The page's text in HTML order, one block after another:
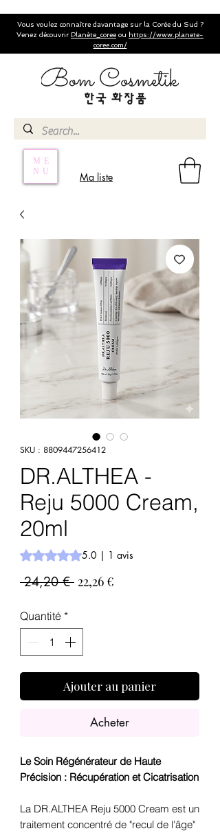
ME
NU
Ma liste
Vous voulez connaître davantage sur la Corée du Sud ?
Venez découvrir Planète_coree ou https://www.planete-
coree.com/
SKU : 8809447256412
DR.ALTHEA -
Reju 5000 Cream,
20ml
La note est de 5.0 sur cinq étoiles selon 1
5.0 | 1 avis
24,20 € Prix
22,26 €
Quantité *
Ajouter au panier
Acheter
Le Soin Régénérateur de Haute
Précision : Récupération et Cicatrisation
La DR.ALTHEA Reju 5000 Cream est un
traitement concentré de "recul de l'âge"